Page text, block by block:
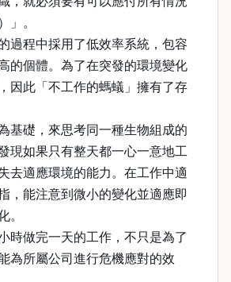
」。
過程中採用了低效率系統，包容
的個體。為了在突發的環境變化
因此「不工作的螞蟻」擁有了存
基礎，來思考同一種生物組成的
現如果只有整天都一心一意地工
去適應環境的能力。在工作中適
，能注意到微小的變化並適應即
。
時做完一天的工作，不只是為了
為所屬公司進行危機應對的效